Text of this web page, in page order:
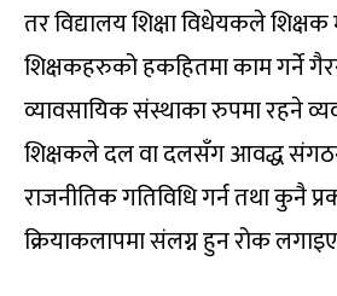
तर विद्यालय शिक्षा विधेयकले
शिक्षकहरुको हकहितमा काम गर्ने
व्यावसायिक संस्थाका रुपमा रहने
शिक्षकले दल वा दलसँग आवद्ध
राजनीतिक गतिविधि गर्न तथा कुनै
क्रियाकलापमा संलग्न हुन रोक